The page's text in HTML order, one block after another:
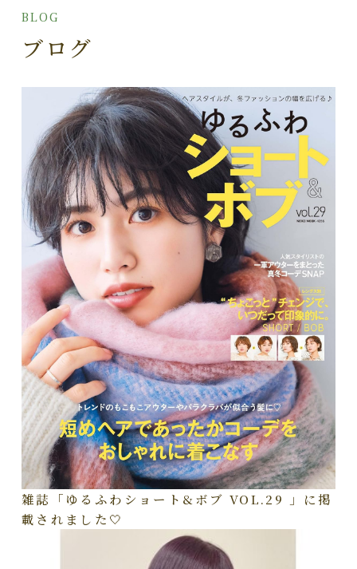
BLOG
ブログ
雑誌「ゆるふわショート&ボブ VOL.29 」に掲
載されました🤍